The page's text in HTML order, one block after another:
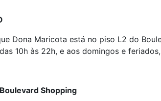
Dona Maricota está no piso L2 do
10h às 22h, e aos domingos e
Shopping